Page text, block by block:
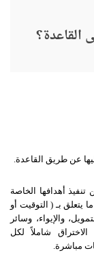
القاعدة؟
عن طريق القاعدة.
أهدافها الخاصة
يتعلق بـ ( التوقيت أو
والإيواء، وسائر
شاملاً لكل
مباشرة.